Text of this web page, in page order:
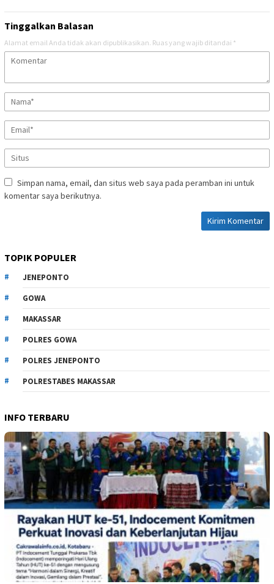
Tinggalkan Balasan
Alamat email Anda tidak akan dipublikasikan. Ruas yang wajib ditandai *
Simpan nama, email, dan situs web saya pada peramban ini untuk
komentar saya berikutnya.
TOPIK POPULER
JENEPONTO
GOWA
MAKASSAR
POLRES GOWA
POLRES JENEPONTO
POLRESTABES MAKASSAR
INFO TERBARU